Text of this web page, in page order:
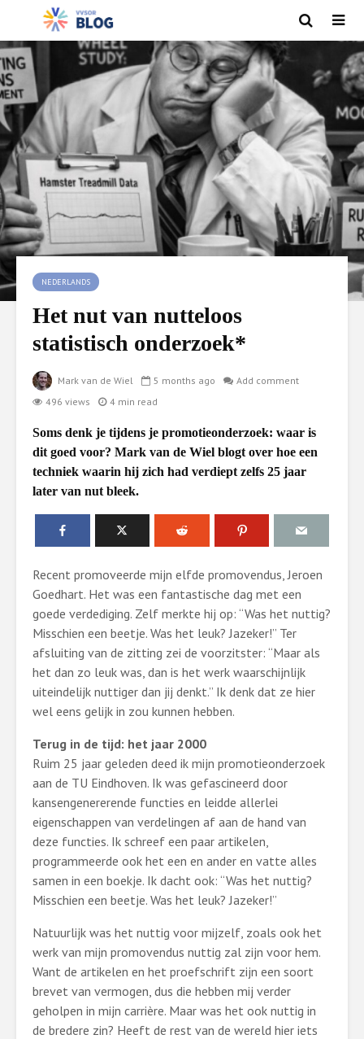
NEDERLANDS
Het nut van nutteloos
statistisch onderzoek*
Mark van de Wiel 5 months ago
Add comment
496 views
4 min read
Soms denk je tijdens je promotieonderzoek: waar is
dit goed voor? Mark van de Wiel blogt over hoe een
techniek waarin hij zich had verdiept zelfs 25 jaar
later van nut bleek.
Recent promoveerde mijn elfde promovendus, Jeroen
Goedhart. Het was een fantastische dag met een
goede verdediging. Zelf merkte hij op: “Was het nuttig?
Misschien een beetje. Was het leuk? Jazeker!” Ter
afsluiting van de zitting zei de voorzitster: “Maar als
het dan zo leuk was, dan is het werk waarschijnlijk
uiteindelijk nuttiger dan jij denkt.” Ik denk dat ze hier
wel eens gelijk in zou kunnen hebben.
Terug in de tijd: het jaar 2000
Ruim 25 jaar geleden deed ik mijn promotieonderzoek
aan de TU Eindhoven. Ik was gefascineerd door
kansengenererende functies en leidde allerlei
eigenschappen van verdelingen af aan de hand van
deze functies. Ik schreef een paar artikelen,
programmeerde ook het een en ander en vatte alles
samen in een boekje. Ik dacht ook: “Was het nuttig?
Misschien een beetje. Was het leuk? Jazeker!”
Natuurlijk was het nuttig voor mijzelf, zoals ook het
werk van mijn promovendus nuttig zal zijn voor hem.
Want de artikelen en het proefschrift zijn een soort
brevet van vermogen, dus die hebben mij verder
geholpen in mijn carrière. Maar was het ook nuttig in
de bredere zin? Heeft de rest van de wereld hier iets